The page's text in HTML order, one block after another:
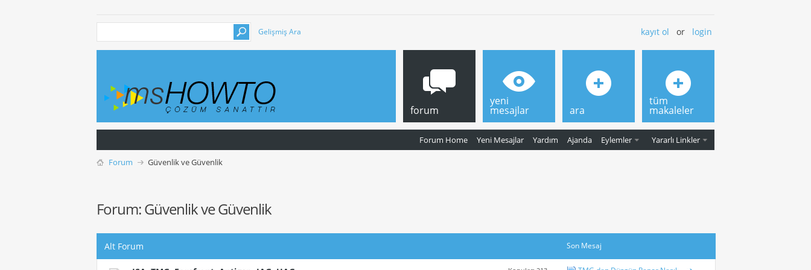
Gelişmiş Ara kayıt ol or login
forum
Forum Home Yeni Mesajlar Yardım Ajanda Eylemler Yararlı Linkler
yeni
mesajlar ara
tüm
makaleler
Forum Güvenlik ve Güvenlik
Forum:Güvenlik ve Güvenlik
Alt Forum Son Mesaj